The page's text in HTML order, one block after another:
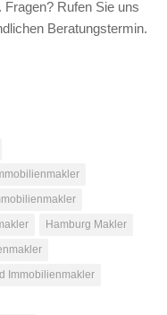
Rufen Sie uns
Beratungstermin.
Hamburg Makler
Immobilienmakler